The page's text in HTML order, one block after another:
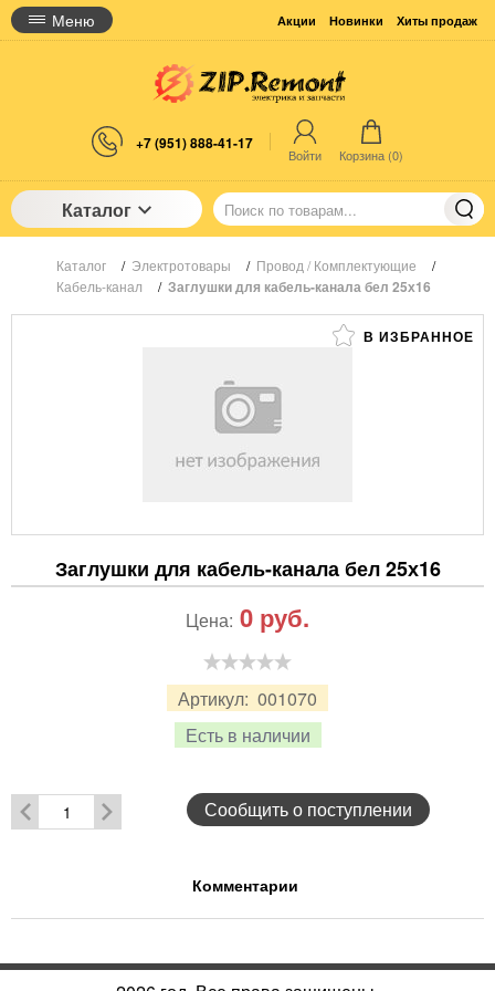
Меню Акции Новинки Хиты продаж
+7 (951) 888-41-17
Войти Корзина (0)
Каталог
Каталог / Электротовары / Провод / Комплектующие
/
Кабель-канал
/ Заглушки для кабель-канала бел 25х16
В ИЗБРАННОЕ
Заглушки для кабель-канала бел 25х16
Артикул: 001070
Есть в наличии
Цена: 0 руб.
Сообщить о поступлении
Комментарии